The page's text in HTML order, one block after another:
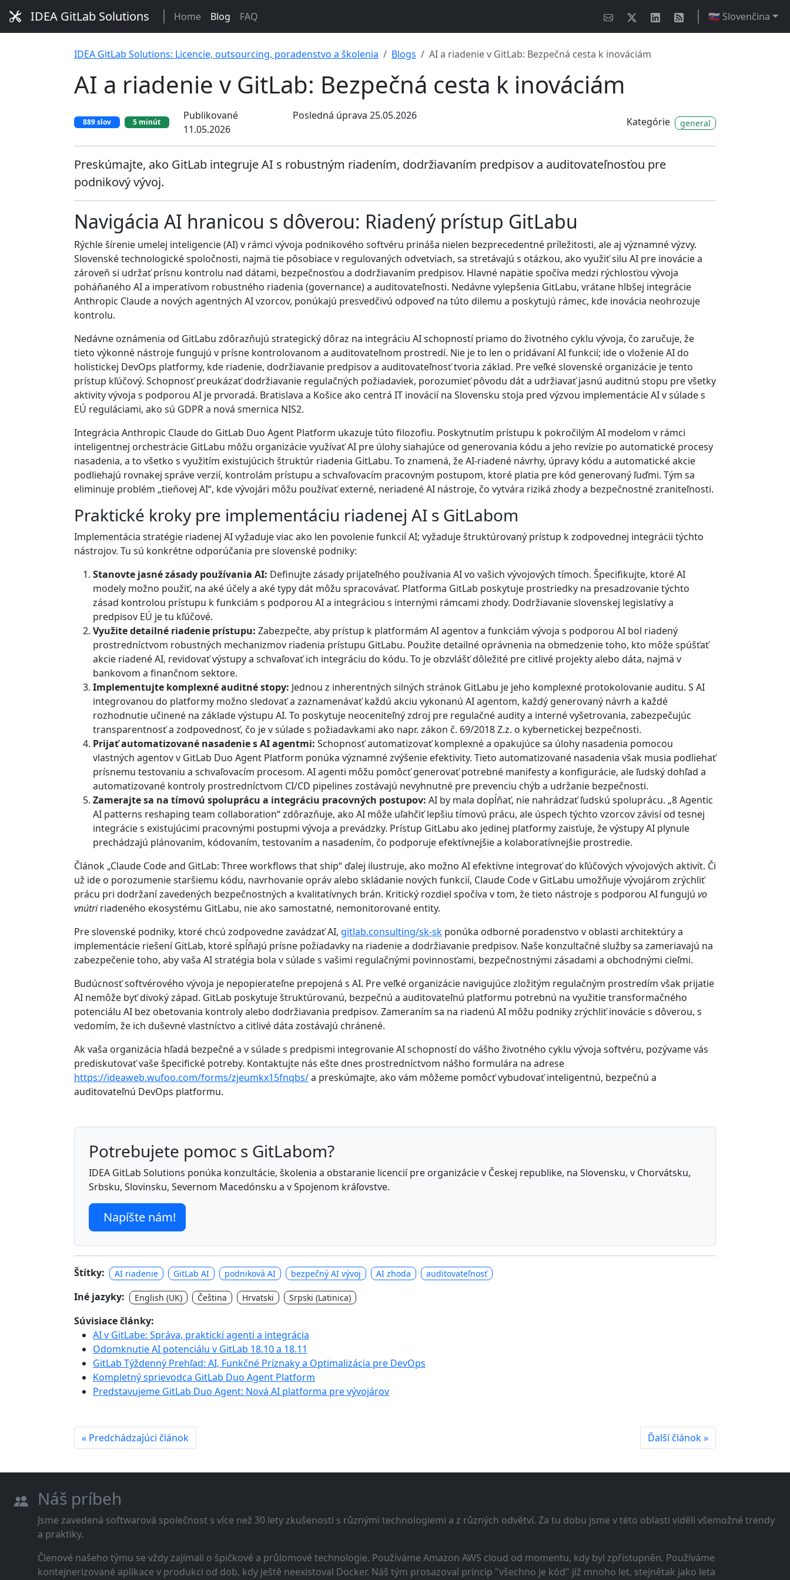
IDEA GitLab Solutions Home Blog FAQ 🇸🇰 Slovenčina
IDEA GitLab Solutions: Licencie, outsourcing, poradenstvo a školenia Blogs AI a riadenie v GitLab: Bezpečná cesta k inováciám
AI a riadenie v GitLab: Bezpečná cesta k inováciám
889 slov 5 minút
Publikované
11.05.2026
Posledná úprava 25.05.2026
Kategórie general
Preskúmajte, ako GitLab integruje AI s robustným riadením, dodržiavaním predpisov a auditovateľnosťou pre
podnikový vývoj.
Navigácia AI hranicou s dôverou: Riadený prístup GitLabu
Rýchle šírenie umelej inteligencie (AI) v rámci vývoja podnikového softvéru prináša nielen bezprecedentné príležitosti, ale aj významné výzvy.
Slovenské technologické spoločnosti, najmä tie pôsobiace v regulovaných odvetviach, sa stretávajú s otázkou, ako využiť silu AI pre inovácie a
zároveň si udržať prísnu kontrolu nad dátami, bezpečnosťou a dodržiavaním predpisov. Hlavné napätie spočíva medzi rýchlosťou vývoja
poháňaného AI a imperatívom robustného riadenia (governance) a auditovateľnosti. Nedávne vylepšenia GitLabu, vrátane hlbšej integrácie
Anthropic Claude a nových agentných AI vzorcov, ponúkajú presvedčivú odpoveď na túto dilemu a poskytujú rámec, kde inovácia neohrozuje
kontrolu.
Nedávne oznámenia od GitLabu zdôrazňujú strategický dôraz na integráciu AI schopností priamo do životného cyklu vývoja, čo zaručuje, že
tieto výkonné nástroje fungujú v prísne kontrolovanom a auditovateľnom prostredí. Nie je to len o pridávaní AI funkcií; ide o vloženie AI do
holistickej DevOps platformy, kde riadenie, dodržiavanie predpisov a auditovateľnosť tvoria základ. Pre veľké slovenské organizácie je tento
prístup kľúčový. Schopnosť preukázať dodržiavanie regulačných požiadaviek, porozumieť pôvodu dát a udržiavať jasnú auditnú stopu pre všetky
aktivity vývoja s podporou AI je prvoradá. Bratislava a Košice ako centrá IT inovácií na Slovensku stoja pred výzvou implementácie AI v súlade s
EÚ reguláciami, ako sú GDPR a nová smernica NIS2.
Integrácia Anthropic Claude do GitLab Duo Agent Platform ukazuje túto filozofiu. Poskytnutím prístupu k pokročilým AI modelom v rámci
inteligentnej orchestrácie GitLabu môžu organizácie využívať AI pre úlohy siahajúce od generovania kódu a jeho revízie po automatické procesy
nasadenia, a to všetko s využitím existujúcich štruktúr riadenia GitLabu. To znamená, že AI-riadené návrhy, úpravy kódu a automatické akcie
podliehajú rovnakej správe verzií, kontrolám prístupu a schvaľovacím pracovným postupom, ktoré platia pre kód generovaný ľuďmi. Tým sa
eliminuje problém „tieňovej AI“, kde vývojári môžu používať externé, neriadené AI nástroje, čo vytvára riziká zhody a bezpečnostné zraniteľnosti.
Praktické kroky pre implementáciu riadenej AI s GitLabom
Implementácia stratégie riadenej AI vyžaduje viac ako len povolenie funkcií AI; vyžaduje štruktúrovaný prístup k zodpovednej integrácii týchto
nástrojov. Tu sú konkrétne odporúčania pre slovenské podniky:
Stanovte jasné zásady používania AI: Definujte zásady prijateľného používania AI vo vašich vývojových tímoch. Špecifikujte, ktoré AI
modely možno použiť, na aké účely a aké typy dát môžu spracovávať. Platforma GitLab poskytuje prostriedky na presadzovanie týchto
zásad kontrolou prístupu k funkciám s podporou AI a integráciou s internými rámcami zhody. Dodržiavanie slovenskej legislatívy a
predpisov EÚ je tu kľúčové.
Využite detailné riadenie prístupu: Zabezpečte, aby prístup k platformám AI agentov a funkciám vývoja s podporou AI bol riadený
prostredníctvom robustných mechanizmov riadenia prístupu GitLabu. Použite detailné oprávnenia na obmedzenie toho, kto môže spúšťať
akcie riadené AI, revidovať výstupy a schvaľovať ich integráciu do kódu. To je obzvlášť dôležité pre citlivé projekty alebo dáta, najmä v
bankovom a finančnom sektore.
Implementujte komplexné auditné stopy: Jednou z inherentných silných stránok GitLabu je jeho komplexné protokolovanie auditu. S AI
integrovanou do platformy možno sledovať a zaznamenávať každú akciu vykonanú AI agentom, každý generovaný návrh a každé
rozhodnutie učinené na základe výstupu AI. To poskytuje neoceniteľný zdroj pre regulačné audity a interné vyšetrovania, zabezpečujúc
transparentnosť a zodpovednosť, čo je v súlade s požiadavkami ako napr. zákon č. 69/2018 Z.z. o kybernetickej bezpečnosti.
Prijať automatizované nasadenie s AI agentmi: Schopnosť automatizovať komplexné a opakujúce sa úlohy nasadenia pomocou
vlastných agentov v GitLab Duo Agent Platform ponúka významné zvýšenie efektivity. Tieto automatizované nasadenia však musia podliehať
prísnemu testovaniu a schvaľovacím procesom. AI agenti môžu pomôcť generovať potrebné manifesty a konfigurácie, ale ľudský dohľad a
automatizované kontroly prostredníctvom CI/CD pipelines zostávajú nevyhnutné pre prevenciu chýb a udržanie bezpečnosti.
Zamerajte sa na tímovú spoluprácu a integráciu pracovných postupov: AI by mala dopĺňať, nie nahrádzať ľudskú spoluprácu. „8 Agentic
AI patterns reshaping team collaboration“ zdôrazňuje, ako AI môže uľahčiť lepšiu tímovú prácu, ale úspech týchto vzorcov závisí od tesnej
integrácie s existujúcimi pracovnými postupmi vývoja a prevádzky. Prístup GitLabu ako jedinej platformy zaisťuje, že výstupy AI plynule
prechádzajú plánovaním, kódovaním, testovaním a nasadením, čo podporuje efektívnejšie a kolaboratívnejšie prostredie.
Článok „Claude Code and GitLab: Three workflows that ship“ ďalej ilustruje, ako možno AI efektívne integrovať do kľúčových vývojových aktivít. Či
už ide o porozumenie staršiemu kódu, navrhovanie opráv alebo skládanie nových funkcií, Claude Code v GitLabu umožňuje vývojárom zrýchliť
prácu pri dodržaní zavedených bezpečnostných a kvalitatívnych brán. Kritický rozdiel spočíva v tom, že tieto nástroje s podporou AI fungujú vo
vnútririadeného ekosystému GitLabu, nie ako samostatné, nemonitorované entity.
Pre slovenské podniky, ktoré chcú zodpovedne zavádzať AI, gitlab.consulting/sk-sk ponúka odborné poradenstvo v oblasti architektúry a
implementácie riešení GitLab, ktoré spĺňajú prísne požiadavky na riadenie a dodržiavanie predpisov. Naše konzultačné služby sa zameriavajú na
zabezpečenie toho, aby vaša AI stratégia bola v súlade s vašimi regulačnými povinnosťami, bezpečnostnými zásadami a obchodnými cieľmi.
Budúcnosť softvérového vývoja je nepopierateľne prepojená s AI. Pre veľké organizácie navigujúce zložitým regulačným prostredím však prijatie
AI nemôže byť divoký západ. GitLab poskytuje štruktúrovanú, bezpečnú a auditovateľnú platformu potrebnú na využitie transformačného
potenciálu AI bez obetovania kontroly alebo dodržiavania predpisov. Zameraním sa na riadenú AI môžu podniky zrýchliť inovácie s dôverou, s
vedomím, že ich duševné vlastníctvo a citlivé dáta zostávajú chránené.
Ak vaša organizácia hľadá bezpečné a v súlade s predpismi integrovanie AI schopností do vášho životného cyklu vývoja softvéru, pozývame vás
prediskutovať vaše špecifické potreby. Kontaktujte nás ešte dnes prostredníctvom nášho formulára na adrese
https://ideaweb.wufoo.com/forms/zjeumkx15fnqbs/a preskúmajte, ako vám môžeme pomôcť vybudovať inteligentnú, bezpečnú a
auditovateľnú DevOps platformu.
Potrebujete pomoc s GitLabom?
IDEA GitLab Solutions ponúka konzultácie, školenia a obstaranie licencií pre organizácie v Českej republike, na Slovensku, v Chorvátsku,
Srbsku, Slovinsku, Severnom Macedónsku a v Spojenom kráľovstve.
Napíšte nám!
Štítky: AI riadenie GitLab AI podniková AI bezpečný AI vývoj AI zhoda auditovateľnosť
Iné jazyky: English (UK) Čeština Hrvatski Srpski (Latinica)
Súvisiace články:
AI v GitLabe: Správa, praktickí agenti a integrácia
Odomknutie AI potenciálu v GitLab 18.10 a 18.11
GitLab Týždenný Prehľad: AI, Funkčné Príznaky a Optimalizácia pre DevOps
Kompletný sprievodca GitLab Duo Agent Platform
Predstavujeme GitLab Duo Agent: Nová AI platforma pre vývojárov
« Predchádzajúci článok Ďalší článok »
Náš príbeh
Jsme zavedená softwarová společnost s více než 30 lety zkušeností s různými technologiemi a z různých odvětví. Za tu dobu jsme v této oblasti viděli všemožné trendy
a praktiky.
Členové našeho týmu se vždy zajímali o špičkové a průlomové technologie. Používáme Amazon AWS cloud od momentu, kdy byl zpřístupněn. Používáme
kontejnerizované aplikace v produkci od dob, kdy ještě neexistoval Docker. Náš tým prosazoval princip "všechno je kód" již mnoho let, stejnětak jako leta